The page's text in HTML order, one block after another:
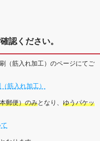
認ください。
（筋入れ加工）のページにてご
筋入れ加工）
郵便）のみとなり、 ゆうパケッ